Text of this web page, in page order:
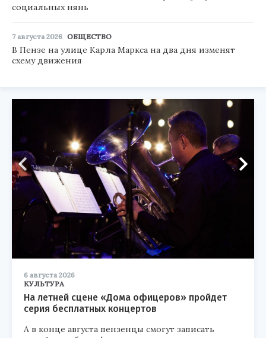
социальных нянь
7 августа 2026 ОБЩЕСТВО
В Пензе на улице Карла Маркса на два дня изменят
схему движения
6 августа 2026
КУЛЬТУРА
На летней сцене «Дома офицеров» пройдет
серия бесплатных концертов
А в конце августа пензенцы смогут записать